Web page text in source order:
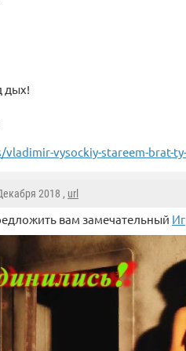
дых!
vysockiy-stareem-brat-
2018 , url
вам замечательный